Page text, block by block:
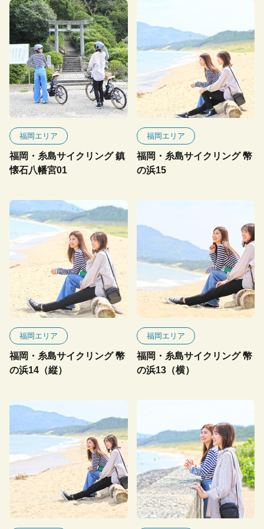
福岡エリア
福岡・糸島サイクリング 鎮
懐石八幡宮01
福岡エリア
福岡・糸島サイクリング 幣
の浜15
福岡エリア
福岡・糸島サイクリング 幣
の浜14（縦）
福岡エリア
福岡・糸島サイクリング 幣
の浜13（横）